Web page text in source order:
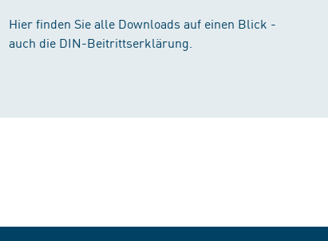
Hier finden Sie alle Downloads auf einen Blick -
auch die DIN-Beitrittserklärung.